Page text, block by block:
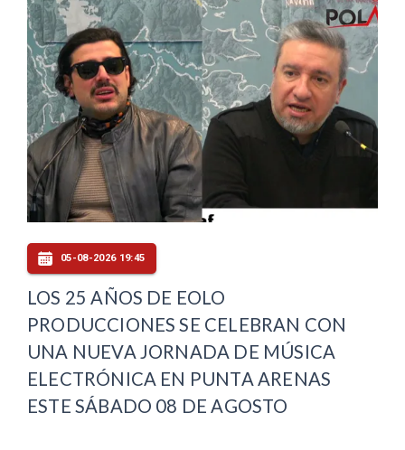
05-08-2026 19:45
LOS 25 AÑOS DE EOLO
PRODUCCIONES SE CELEBRAN CON
UNA NUEVA JORNADA DE MÚSICA
ELECTRÓNICA EN PUNTA ARENAS
ESTE SÁBADO 08 DE AGOSTO